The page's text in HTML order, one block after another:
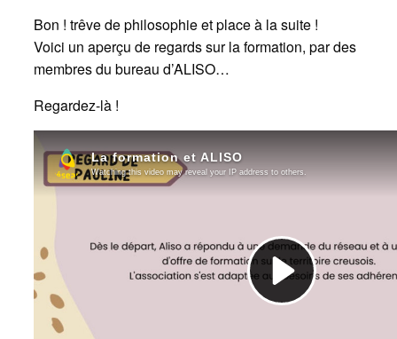
Bon ! trêve de philosophie et place à la suite !
Voici un aperçu de regards sur la formation, par des
membres du bureau d’ALISO…
Regardez-là !